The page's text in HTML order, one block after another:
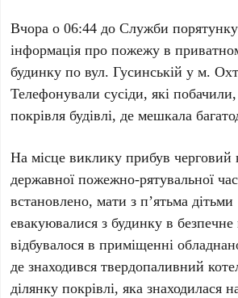
Вчора о06:44 до Служби
інформація про пожежу в
будинку по вул. Гусинській у м.
Телефонували сусіди, які
покрівля будівлі, де мешкала
На місце виклику прибув черговий
державної пожежно-рятувальної
встановлено, мати з п’ятьма
евакуювалися з будинку в безпечне
відбувалося в приміщенні
де знаходився твердопаливний
ділянку покрівлі, яка знаходилася